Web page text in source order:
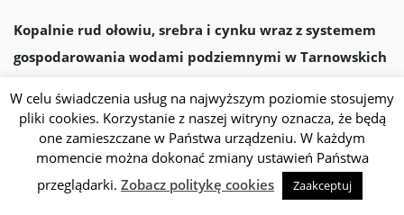
Kopalnie rud ołowiu, srebra i cynku wraz z systemem
gospodarowania wodami podziemnymi w Tarnowskich
To niezwykły przykład zespołu kopalni ogromnej skali
składającego się z 50 km tuneli drenujących, ponad 100 km
tuneli dostępowych oraz licznych komór i szybów
W celu świadczenia usług na najwyższym poziomie stosujemy
pliki cookies. Korzystanie z naszej witryny oznacza, że będą
one zamieszczane w Państwa urządzeniu. W każdym
momencie można dokonać zmiany ustawień Państwa
przeglądarki. Zobacz politykę cookies Zaakceptuj